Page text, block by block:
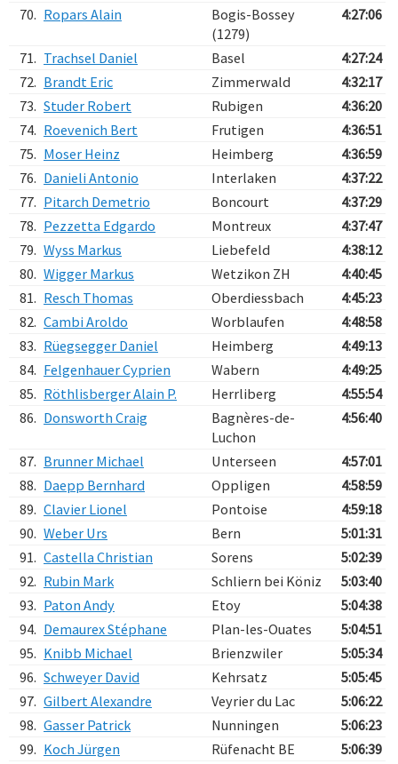
70. Ropars Alain
Bogis-Bossey
(1279)
4:27:06
71. Trachsel Daniel Basel
4:27:24
72. Brandt Eric Zimmerwald
4:32:17
73. Studer Robert Rubigen
4:36:20
74. Roevenich Bert Frutigen
4:36:51
75. Moser Heinz Heimberg
4:36:59
76. Danieli Antonio Interlaken
4:37:22
77. Pitarch Demetrio Boncourt
4:37:29
78. Pezzetta Edgardo Montreux
4:37:47
79. Wyss Markus Liebefeld
4:38:12
80. Wigger Markus Wetzikon ZH
4:40:45
81. Resch Thomas Oberdiessbach
4:45:23
82. Cambi Aroldo Worblaufen
4:48:58
83. Rüegsegger Daniel Heimberg
4:49:13
84. Felgenhauer Cyprien Wabern
4:49:25
85. Röthlisberger Alain P. Herrliberg
4:55:54
86. Donsworth Craig
Bagnères-de-
Luchon
4:56:40
87. Brunner Michael Unterseen
4:57:01
88. Daepp Bernhard Oppligen
4:58:59
89. Clavier Lionel Pontoise
4:59:18
90. Weber Urs Bern
5:01:31
91. Castella Christian Sorens
5:02:39
92. Rubin Mark Schliern bei Köniz
5:03:40
93. Paton Andy Etoy
5:04:38
94. Demaurex Stéphane Plan-les-Ouates
5:04:51
95. Knibb Michael Brienzwiler
5:05:34
96. Schweyer David Kehrsatz
5:05:45
97. Gilbert Alexandre Veyrier du Lac
5:06:22
98. Gasser Patrick Nunningen
5:06:23
99. Koch Jürgen Rüfenacht BE 5:06:39